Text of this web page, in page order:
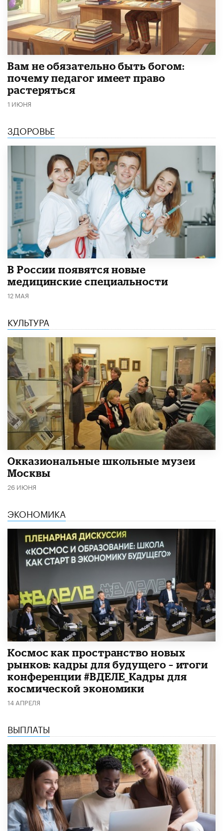
​Вам не обязательно быть богом:
почему педагог имеет право
растеряться
1 ИЮНЯ
ЗДОРОВЬЕ
В России появятся новые
медицинские специальности
12 МАЯ
КУЛЬТУРА
​Окказиональные школьные музеи
Москвы
26 ИЮНЯ
ЭКОНОМИКА
Космос как пространство новых
рынков: кадры для будущего – итоги
конференции #ВДЕЛЕ_Кадры для
космической экономики
14 АПРЕЛЯ
ВЫПЛАТЫ